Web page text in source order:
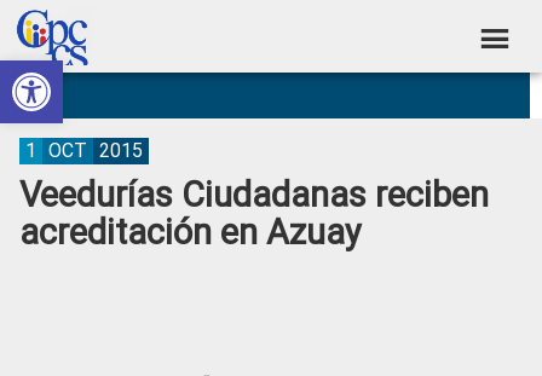
Abrir barra de herramientas
Skip
to
primary
navigation
Skip
to
main
content
Skip
to
primary
sidebar
Skip
to
footer
Consejo
de
Participación
Ciudadana
Construyendo
Poder
Ciudadano
Veedurías Ciudadanas reciben
acreditación en Azuay
1 OCT 2015